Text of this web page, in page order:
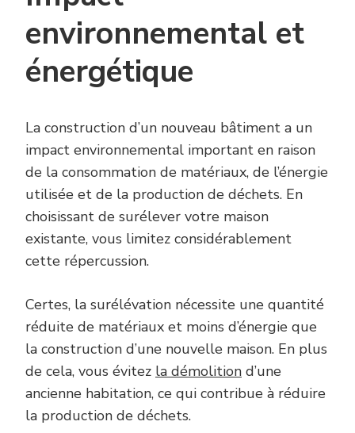
environnemental et
énergétique
La construction d’un nouveau bâtiment a un
impact environnemental important en raison
de la consommation de matériaux, de l’énergie
utilisée et de la production de déchets. En
choisissant de surélever votre maison
existante, vous limitez considérablement
cette répercussion.
Certes, la surélévation nécessite une quantité
réduite de matériaux et moins d’énergie que
la construction d’une nouvelle maison. En plus
de cela, vous évitez la démolition d’une
ancienne habitation, ce qui contribue à réduire
la production de déchets.